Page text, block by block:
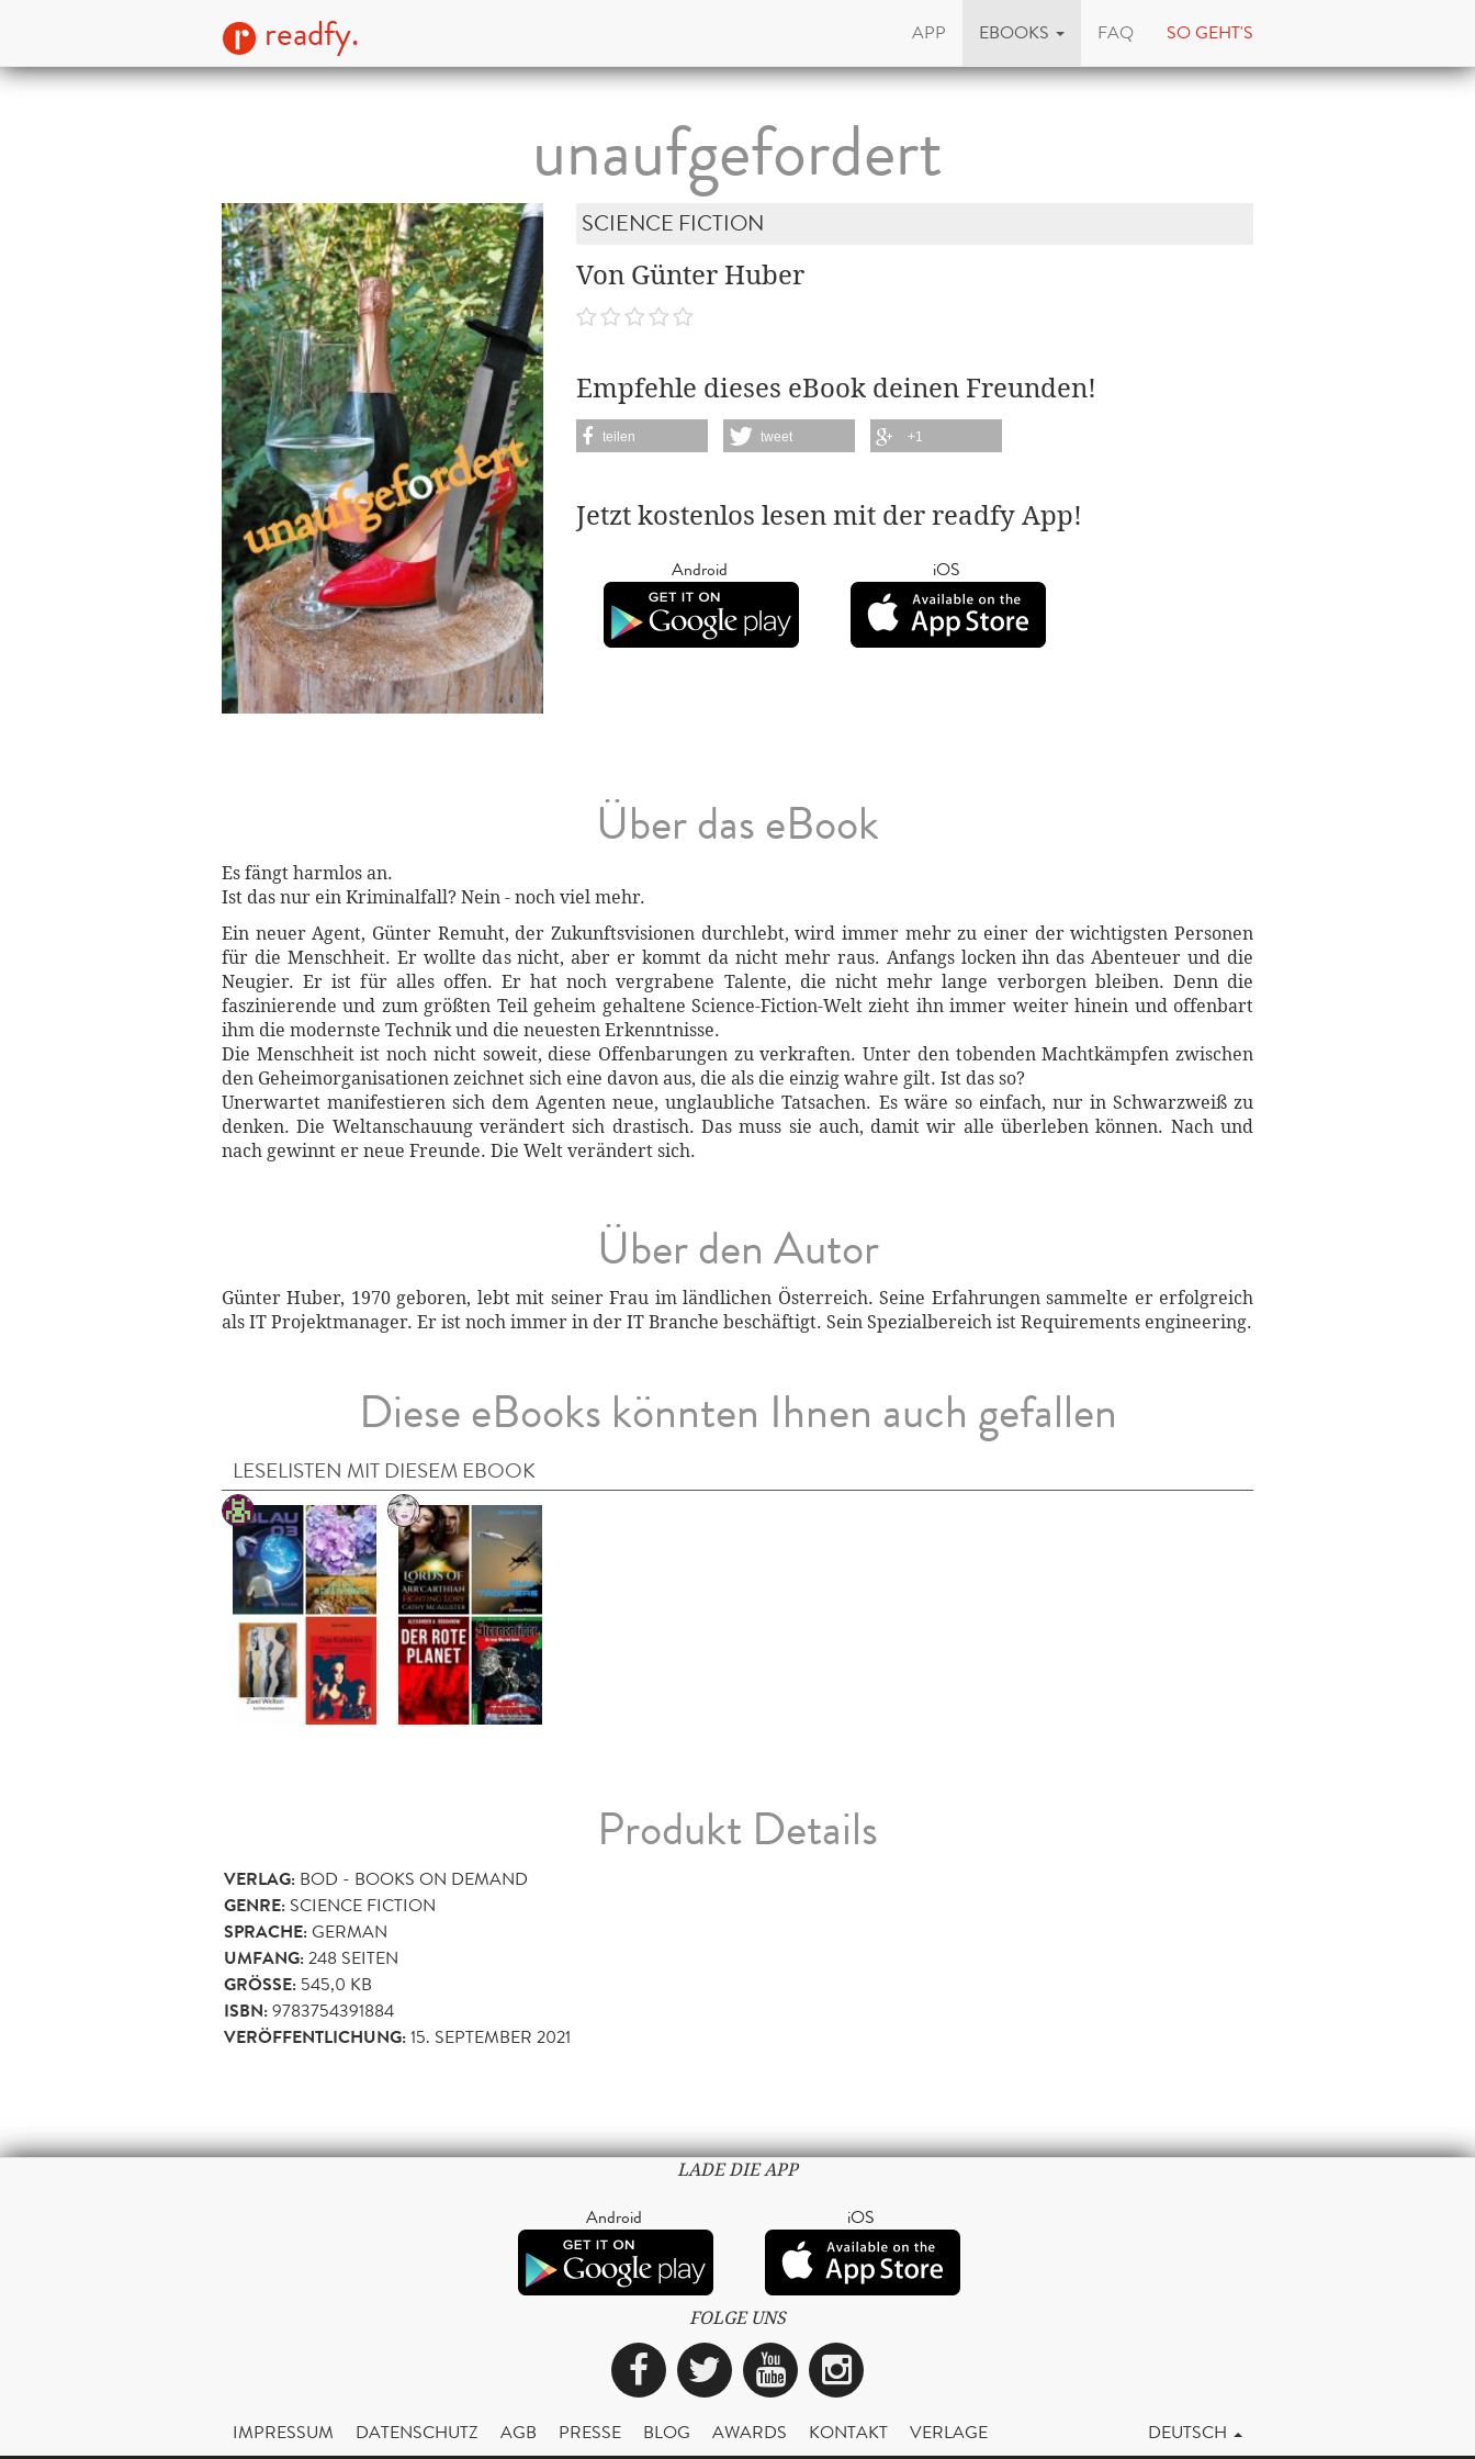
readfy. APP EBOOKS FAQ SO GEHT'S
unaufgefordert
SCIENCE FICTION
Von Günter Huber
Empfehle dieses eBook deinen Freunden!
teilen tweet +1
Jetzt kostenlos lesen mit der readfy App!
Android iOS
Über das eBook
Es fängt harmlos an.
Ist das nur ein Kriminalfall? Nein - noch viel mehr.
Ein neuer Agent, Günter Remuht, der Zukunftsvisionen durchlebt, wird immer mehr zu einer der wichtigsten Personen
für die Menschheit. Er wollte das nicht, aber er kommt da nicht mehr raus. Anfangs locken ihn das Abenteuer und die
Neugier. Er ist für alles offen. Er hat noch vergrabene Talente, die nicht mehr lange verborgen bleiben. Denn die
faszinierende und zum größten Teil geheim gehaltene Science-Fiction-Welt zieht ihn immer weiter hinein und offenbart
ihm die modernste Technik und die neuesten Erkenntnisse.
Die Menschheit ist noch nicht soweit, diese Offenbarungen zu verkraften. Unter den tobenden Machtkämpfen zwischen
den Geheimorganisationen zeichnet sich eine davon aus, die als die einzig wahre gilt. Ist das so?
Unerwartet manifestieren sich dem Agenten neue, unglaubliche Tatsachen. Es wäre so einfach, nur in Schwarzweiß zu
denken. Die Weltanschauung verändert sich drastisch. Das muss sie auch, damit wir alle überleben können. Nach und
nach gewinnt er neue Freunde. Die Welt verändert sich.
Über den Autor
Günter Huber, 1970 geboren, lebt mit seiner Frau im ländlichen Österreich. Seine Erfahrungen sammelte er erfolgreich
als IT Projektmanager. Er ist noch immer in der IT Branche beschäftigt. Sein Spezialbereich ist Requirements engineering.
Diese eBooks könnten Ihnen auch gefallen
LESELISTEN MIT DIESEM EBOOK
Produkt Details
VERLAG: BOD - BOOKS ON DEMAND
GENRE: SCIENCE FICTION
SPRACHE:GERMAN
UMFANG:248 SEITEN
GRÖSSE: 545,0 KB
ISBN:9783754391884
VERÖFFENTLICHUNG:15. SEPTEMBER 2021
LADE DIE APP
Android iOS
FOLGE UNS
Facebook
TwitterYouTubeInstagram
IMPRESSUM DATENSCHUTZ AGB PRESSE BLOG AWARDS KONTAKT VERLAGE DEUTSCH